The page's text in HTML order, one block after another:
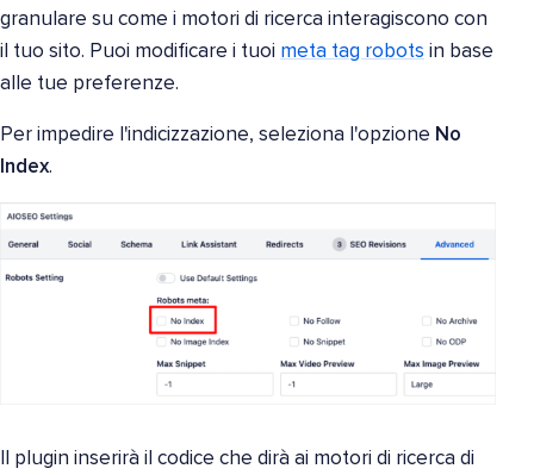
granulare su come i motori di ricerca interagiscono con
il tuo sito. Puoi modificare i tuoi meta tag robots in base
alle tue preferenze.
Per impedire l'indicizzazione, seleziona l'opzione No
Index.
Il plugin inserirà il codice che dirà ai motori di ricerca di